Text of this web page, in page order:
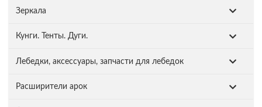
Зеркала
Кунги. Тенты. Дуги.
Лебедки, аксессуары, запчасти для лебедок
Расширители арок